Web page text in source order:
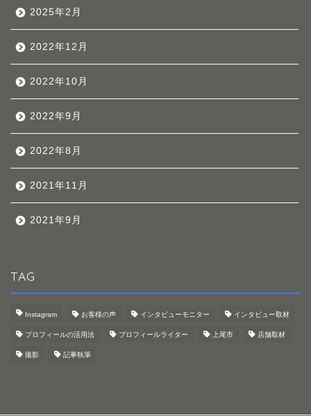
2025年2月
2022年12月
2022年10月
2022年9月
2022年8月
2021年11月
2021年9月
TAG
Instagram お客様の声 インタビューモニター インタビュー取材
プロフィールの活用法 プロフィールライター 上尾市 店舗取材
撮影 記事執筆